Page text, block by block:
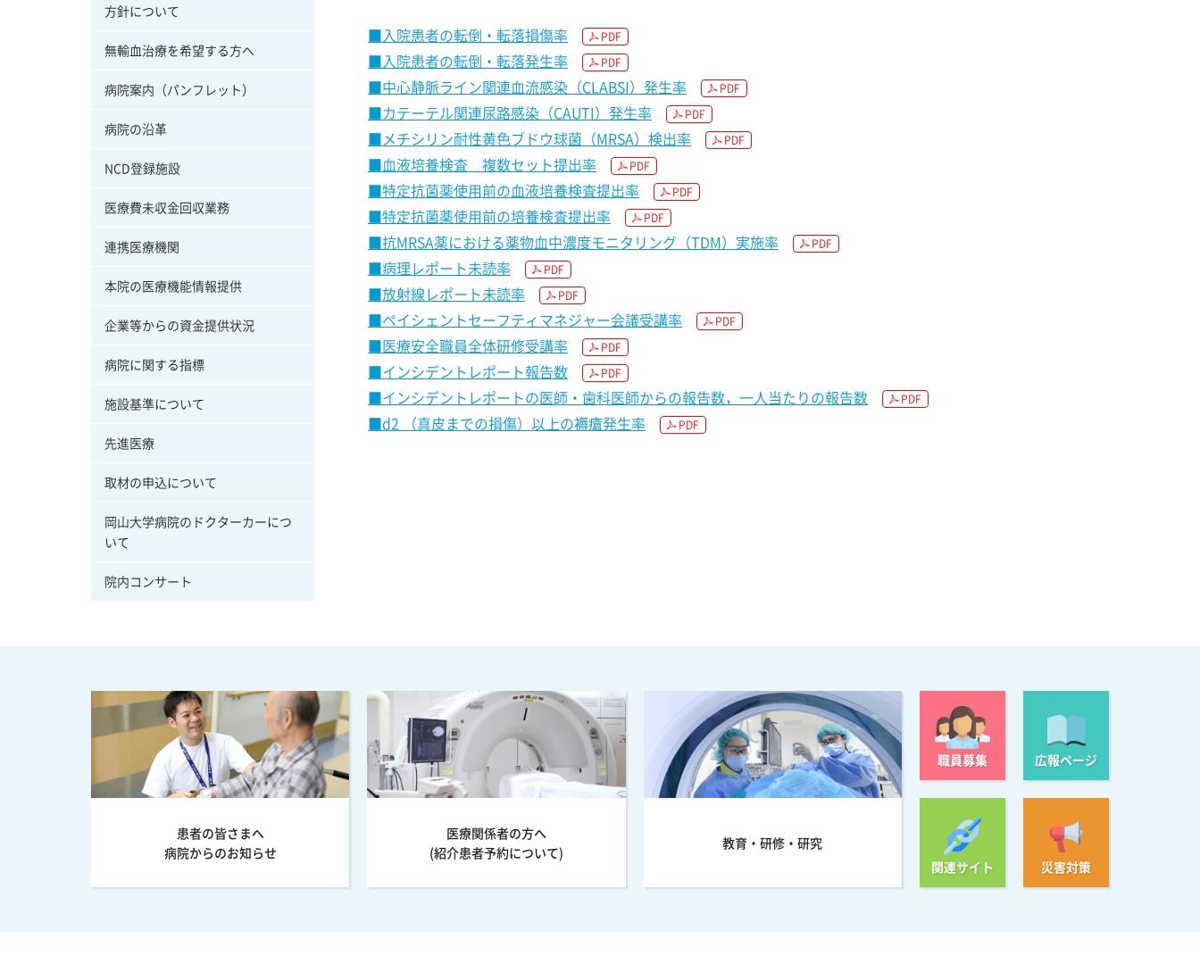
■入院患者の転倒・転落損傷率 PDF
■入院患者の転倒・転落発生率 PDF
■中心静脈ライン関連血流感染（CLABSI）発生率 PDF
■カテーテル関連尿路感染（CAUTI）発生率 PDF
■メチシリン耐性黄色ブドウ球菌（MRSA）検出率 PDF
■血液培養検査 複数セット提出率 PDF
■特定抗菌薬使用前の血液培養検査提出率 PDF
■特定抗菌薬使用前の培養検査提出率 PDF
■抗MRSA薬における薬物血中濃度モニタリング（TDM）実施率 PDF
■病理レポート未読率 PDF
■放射線レポート未読率 PDF
■ペイシェントセーフティマネジャー会議受講率 PDF
■医療安全職員全体研修受講率 PDF
■インシデントレポート報告数 PDF
■インシデントレポートの医師・歯科医師からの報告数，一人当たりの報告数 PDF
■d2 （真皮までの損傷）以上の褥瘡発生率 PDF
方針について
無輸血治療を希望する方へ
病院案内（パンフレット）
病院の沿革
NCD登録施設
医療費未収金回収業務
連携医療機関
本院の医療機能情報提供
企業等からの資金提供状況
病院に関する指標
施設基準について
先進医療
取材の申込について
岡山大学病院のドクターカーにつ
いて
院内コンサート
患者の皆さまへ
病院からのお知らせ
医療関係者の方へ
(紹介患者予約について)
教育・研修・研究
職員募集 広報ページ
関連サイト 災害対策